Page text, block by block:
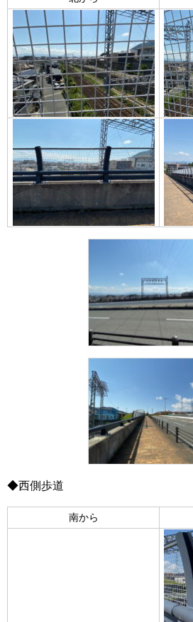
◆西側歩道
南から